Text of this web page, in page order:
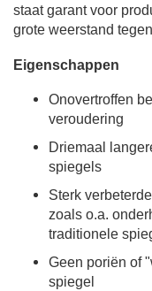
staat garant voor
grote weerstand
Eigenschappen
Onovertroffen
veroudering
Driemaal
spiegels
Sterk
zoals o.a.
traditionele
Geen poriën of
spiegel